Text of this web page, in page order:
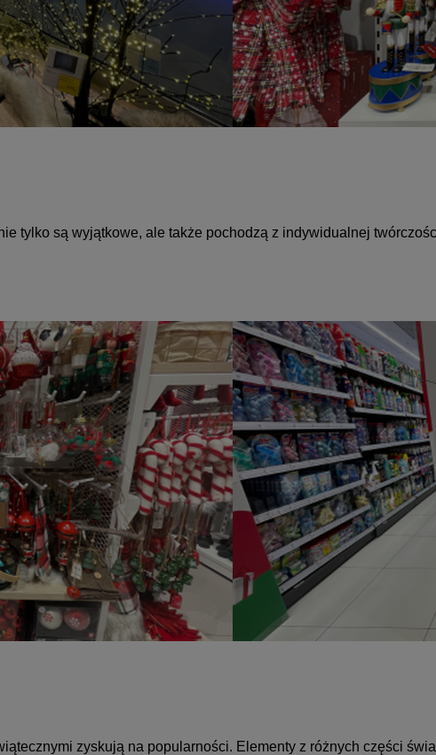
tylko są wyjątkowe, ale także pochodzą z indywidualnej
zyskują na popularności. Elementy z różnych części